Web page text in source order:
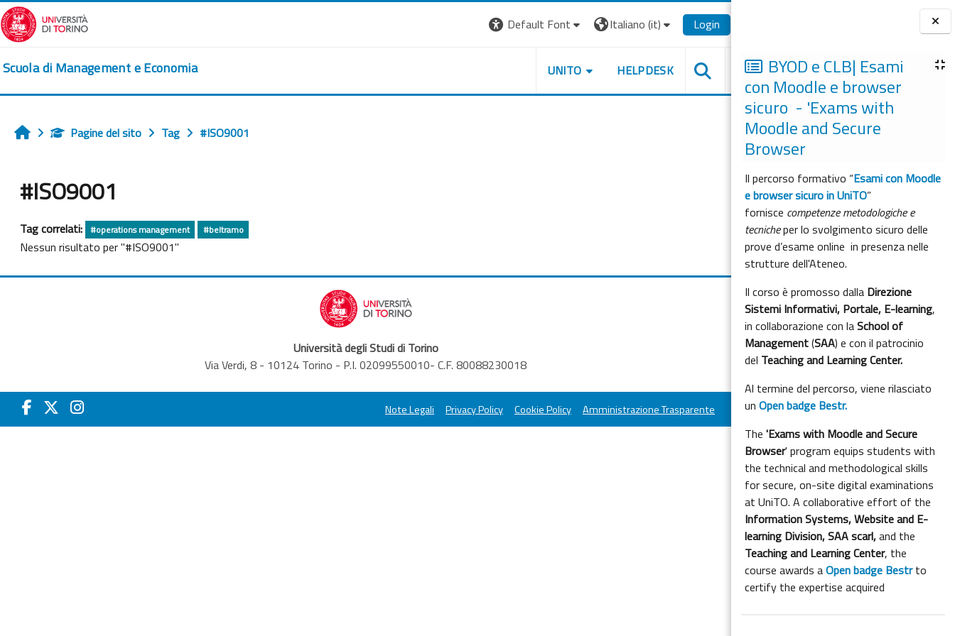
Vai al contenuto principale
Blocchi
BYOD e CLB| Esami
con Moodle e browser
sicuro - 'Exams with
Moodle and Secure
Browser
Il percorso formativo “Esami con Moodle
e browser sicuro in UniTO”
fornisce competenze metodologiche e
tecnicheper lo svolgimento sicuro delle
prove d’esame online in presenza nelle
strutture dell'Ateneo.
Il corso è promosso dalla Direzione
Sistemi Informativi, Portale, E-learning,
in collaborazione con laSchool of
Management(SAA) e con il patrocinio
del Teaching and Learning Center.
Al termine del percorso, viene rilasciato
unOpen badge Bestr.
The'Exams with Moodle and Secure
Browser' program equips students with
the technical and methodological skills
for secure, on-site digital examinations
at UniTO. A collaborative effort of the
Information Systems, Website and E-
learning Division,SAA scarl,and the
Teaching and Learning Center, the
course awards aOpen badge Bestrto
certify the expertise acquired
Default Font Italiano ‎(it)‎ Login
Scuola di Management e Economia UNITO HELPDESK
HomePagine del sito Tag #ISO9001
#ISO9001
Tag correlati: #operations management #beltramo
Nessun risultato per "#ISO9001"
Università degli Studi di Torino
Via Verdi, 8 - 10124 Torino - P.I. 02099550010- C.F. 80088230018
Note Legali Privacy Policy Cookie Policy Amministrazione Trasparente